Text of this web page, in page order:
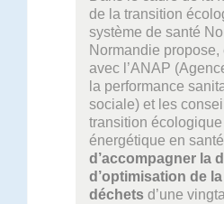
de la transition
système de santé
Normandie
avec l’ANAP
la performance
sociale) et les
transition
énergétique en
d’accompagner la
d’optimisation de
déchets d’une